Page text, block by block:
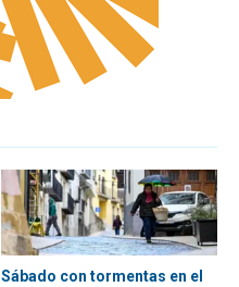
Sábado con tormentas en el